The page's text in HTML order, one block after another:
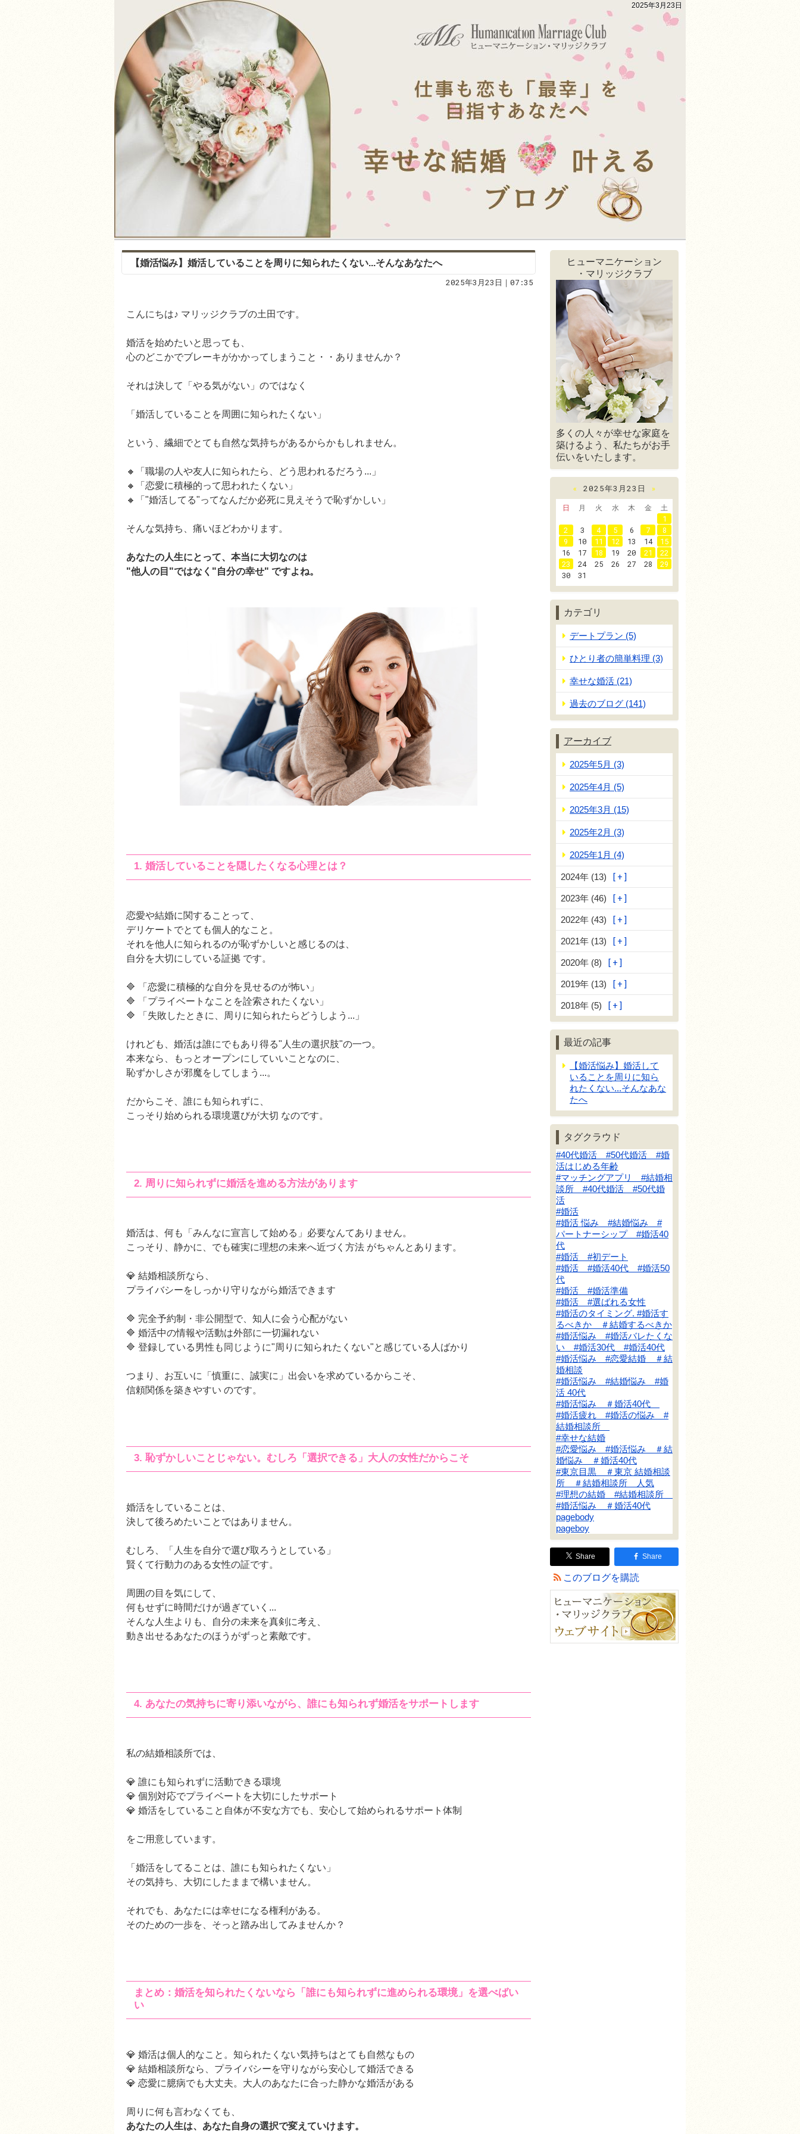
2025年3月23日
【婚活悩み】婚活していることを周りに知られたくない...そんなあなたへ
2025年3月23日｜07:35
こんにちは♪ マリッジクラブの土田です。
婚活を始めたいと思っても、
心のどこかでブレーキがかかってしまうこと・・ありませんか？
それは決して「やる気がない」のではなく
「婚活していることを周囲に知られたくない」
という、繊細でとても自然な気持ちがあるからかもしれません。
🔸「職場の人や友人に知られたら、どう思われるだろう...」
🔸「恋愛に積極的って思われたくない」
🔸「"婚活してる"ってなんだか必死に見えそうで恥ずかしい」
そんな気持ち、痛いほどわかります。
あなたの人生にとって、本当に大切なのは
"他人の目"ではなく"自分の幸せ" ですよね。
1. 婚活していることを隠したくなる心理とは？
恋愛や結婚に関することって、
デリケートでとても個人的なこと。
それを他人に知られるのが恥ずかしいと感じるのは、
自分を大切にしている証拠 です。
🔷 「恋愛に積極的な自分を見せるのが怖い」
🔷 「プライベートなことを詮索されたくない」
🔷 「失敗したときに、周りに知られたらどうしよう...」
けれども、婚活は誰にでもあり得る"人生の選択肢"の一つ。
本来なら、もっとオープンにしていいことなのに、
恥ずかしさが邪魔をしてしまう...。
だからこそ、誰にも知られずに、
こっそり始められる環境選びが大切 なのです。
2. 周りに知られずに婚活を進める方法があります
婚活は、何も「みんなに宣言して始める」必要なんてありません。
こっそり、静かに、でも確実に理想の未来へ近づく方法 がちゃんとあります。
💎 結婚相談所なら、
プライバシーをしっかり守りながら婚活できます
🔷 完全予約制・非公開型で、知人に会う心配がない
🔷 婚活中の情報や活動は外部に一切漏れない
🔷 登録している男性も同じように"周りに知られたくない"と感じている人ばかり
つまり、お互いに「慎重に、誠実に」出会いを求めているからこそ、
信頼関係を築きやすい のです。
3. 恥ずかしいことじゃない。むしろ「選択できる」大人の女性だからこそ
婚活をしていることは、
決して後ろめたいことではありません。
むしろ、「人生を自分で選び取ろうとしている」
賢くて行動力のある女性の証です。
周囲の目を気にして、
何もせずに時間だけが過ぎていく...
そんな人生よりも、自分の未来を真剣に考え、
動き出せるあなたのほうがずっと素敵です。
4. あなたの気持ちに寄り添いながら、誰にも知られず婚活をサポートします
私の結婚相談所では、
💎 誰にも知られずに活動できる環境
💎 個別対応でプライベートを大切にしたサポート
💎 婚活をしていること自体が不安な方でも、安心して始められるサポート体制
をご用意しています。
「婚活をしてることは、誰にも知られたくない」
その気持ち、大切にしたままで構いません。
それでも、あなたには幸せになる権利がある。
そのための一歩を、そっと踏み出してみませんか？
まとめ：婚活を知られたくないなら「誰にも知られずに進められる環境」を選べばい
い
💎 婚活は個人的なこと。知られたくない気持ちはとても自然なもの
💎 結婚相談所なら、プライバシーを守りながら安心して婚活できる
💎 恋愛に臆病でも大丈夫。大人のあなたに合った静かな婚活がある
周りに何も言わなくても、
あなたの人生は、あなた自身の選択で変えていけます。
ヒューマニケーション
・マリッジクラブ
多くの人々が幸せな家庭を
築けるよう、私たちがお手
伝いをいたします。
« 2025年3月23日
»
日
月 火 水 木 金
土
1
2
3 4 5 6 7
8
9
10 11 12 13 14
15
16
17 18 19 20 21
22
23
24 25 26 27 28
29
30
31
カテゴリ
デートプラン (5)
ひとり者の簡単料理 (3)
幸せな婚活 (21)
過去のブログ (141)
アーカイブ
2025年5月 (3)
2025年4月 (5)
2025年3月 (15)
2025年2月 (3)
2025年1月 (4)
2024年 (13)
2023年 (46)
2022年 (43)
2021年 (13)
2020年 (8)
2019年 (13)
2018年 (5)
最近の記事
【婚活悩み】婚活して
いることを周りに知ら
れたくない...そんなあな
たへ
タグクラウド
#40代婚活 #50代婚活 #婚
活はじめる年齢
#マッチングアプリ #結婚相
談所 #40代婚活 #50代婚
活
#婚活
#婚活 悩み #結婚悩み #
パートナーシップ #婚活40
代
#婚活 #初デート
#婚活 #婚活40代 #婚活50
代
#婚活 #婚活準備
#婚活 #選ばれる女性
#婚活のタイミング. #婚活す
るべきか ＃結婚するべきか
#婚活悩み #婚活バレたくな
い #婚活30代 #婚活40代
#婚活悩み #恋愛結婚 ＃結
婚相談
#婚活悩み #結婚悩み #婚
活 40代
#婚活悩み ＃婚活40代
#婚活疲れ #婚活の悩み #
結婚相談所
#幸せな結婚
#恋愛悩み #婚活悩み ＃結
婚悩み ＃婚活40代
#東京目黒 ＃東京 結婚相談
所 ＃結婚相談所 人気
#理想の結婚 #結婚相談所
#婚活悩み ＃婚活40代
pagebody
pageboy
Share Share
このブログを購読